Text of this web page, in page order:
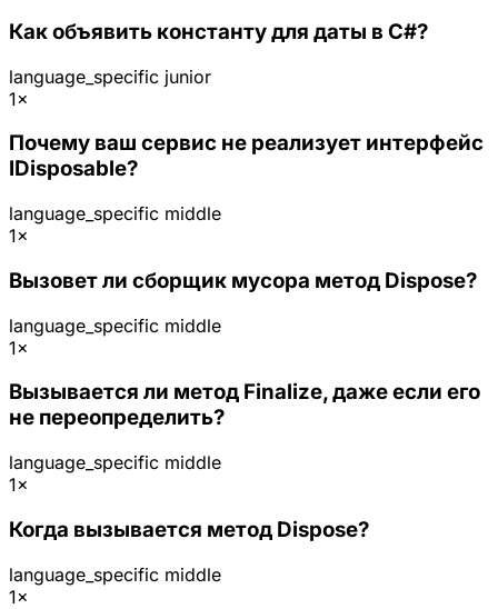
Как объявить константу для даты в C#?
language_specific junior
1×
Почему ваш сервис не реализует интерфейс
IDisposable?
language_specific middle
1×
Вызовет ли сборщик мусора метод Dispose?
language_specific middle
1×
Вызывается ли метод Finalize, даже если его
не переопределить?
language_specific middle
1×
Когда вызывается метод Dispose?
language_specific middle
1×